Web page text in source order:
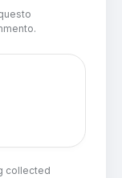
collected